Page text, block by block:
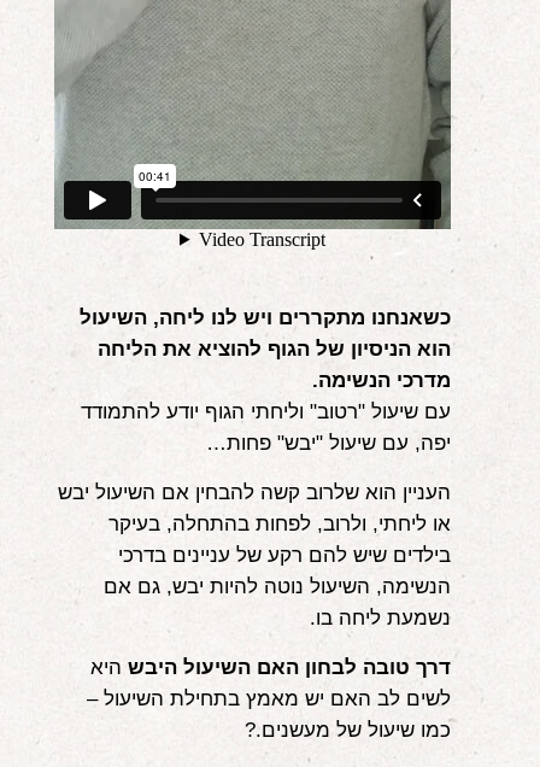
כשאנחנו מתקררים ויש לנו ליחה, השיעול
הוא הניסיון של הגוף להוציא את הליחה
מדרכי הנשימה.
עם שיעול "רטוב" וליחתי הגוף יודע להתמודד
יפה, עם שיעול "יבש" פחות…
העניין הוא שלרוב קשה להבחין אם השיעול יבש
או ליחתי, ולרוב, לפחות בהתחלה, בעיקר
בילדים שיש להם רקע של עניינים בדרכי
הנשימה, השיעול נוטה להיות יבש, גם אם
נשמעת ליחה בו.
דרך טובה לבחון האם השיעול היבש היא
לשים לב האם יש מאמץ בתחילת השיעול –
כמו שיעול של מעשנים.?